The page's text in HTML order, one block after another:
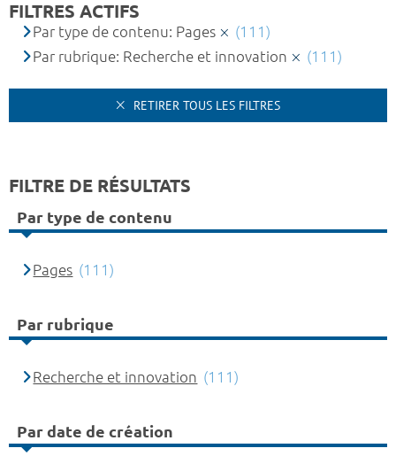
FILTRES ACTIFS
Par type de contenu: Pages
(111)
Par rubrique: Recherche et innovation
(111)
RETIRER TOUS LES FILTRES
FILTRE DE RÉSULTATS
Par type de contenu
Pages (111)
Par rubrique
Recherche et innovation (111)
Par date de création